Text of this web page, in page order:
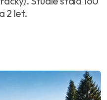
2 let.